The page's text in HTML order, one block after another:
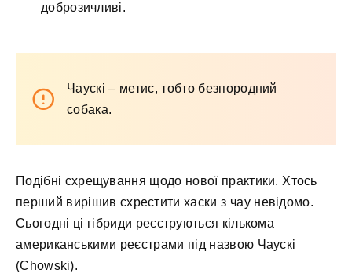
доброзичливі.
Чаускі – метис, тобто безпородний
собака.
Подібні схрещування щодо нової практики. Хтось
перший вирішив схрестити хаски з чау невідомо.
Сьогодні ці гібриди реєструються кількома
американськими реєстрами під назвою Чаускі
(Chowski).